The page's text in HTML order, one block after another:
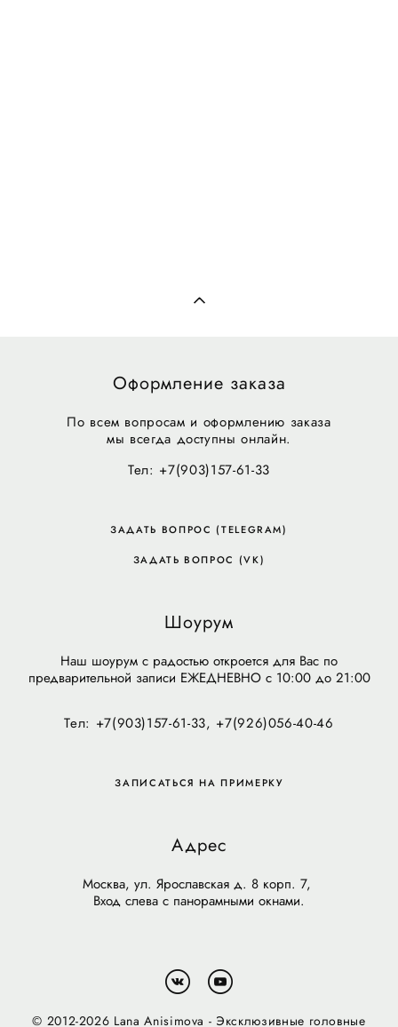
Оформление заказа
По всем вопросам и оформлению заказа
мы всегда доступны онлайн.
Тел: +7(903)157-61-33
ЗАДАТЬ ВОПРОС (TELEGRAM)
ЗАДАТЬ ВОПРОС (VK)
Шоурум
Наш шоурум с радостью откроется для Вас по
предварительной записи ЕЖЕДНЕВНО с 10:00 до 21:00
Тел: +7(903)157-61-33, +7(926)056-40-46
ЗАПИСАТЬСЯ НА ПРИМЕРКУ
Адрес
Москва, ул. Ярославская д. 8 корп. 7,
Вход слева с панорамными окнами.
© 2012-2026 Lana Anisimova - Эксклюзивные головные